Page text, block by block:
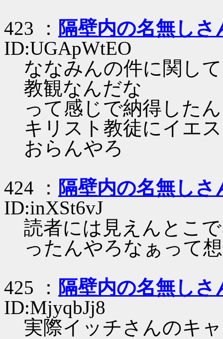
423 ： 隔壁内の名無しさ
ID:UGApWtEO
ななみんの件に関し
教観なんだな
って感じで納得した
キリスト教徒にイエ
おらんやろ
424 ： 隔壁内の名無しさ
ID:inXSt6vJ
読者には見えんとこ
ったんやろなぁって
425 ： 隔壁内の名無しさ
ID:MjyqbJj8
実際イッチさんのキ